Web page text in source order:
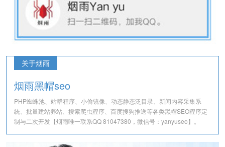
关于烟雨
烟雨黑帽seo
PHP蜘蛛池、站群程序、小偷镜像、动态静态泛目录、新闻内容采集系
统、批量建站养站、搜索爬虫程序、百度搜狗推送等各类黑帽SEO程序定
制与二次开发【烟雨唯一联系QQ 81047380，微信号：yanyuseo】。